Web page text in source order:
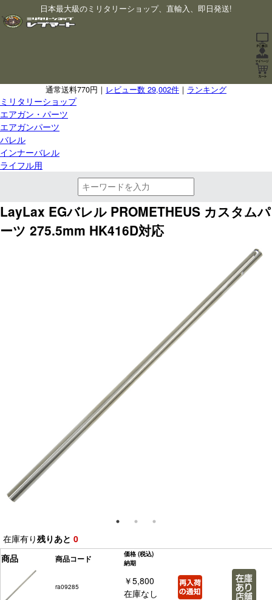
日本最大級のミリタリーショップ、直輸入、即日発送!
通常送料770円｜ レビュー数 29,002件 ｜ ランキング
ミリタリーショップ
エアガン・パーツ
エアガンパーツ
バレル
インナーバレル
ライフル用
LayLax EGバレル PROMETHEUS カスタムパ
ーツ 275.5mm HK416D対応
在庫有り残りあと 0
商品
商品コード 価格 (税込)
納期
ra09285
￥5,800
在庫なし